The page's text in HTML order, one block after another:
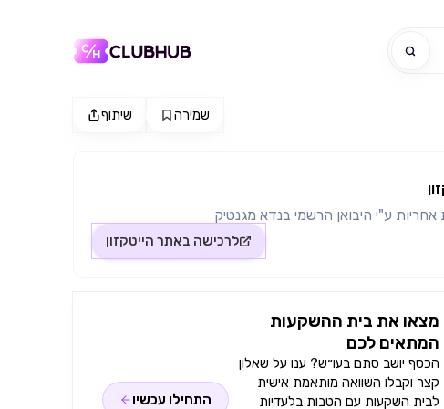
שיתוף שמירה
אחריות ע"י היבואן הרשמי בנדא מגנטיק
לרכישה באתר הייטקזון
מצאו את בית ההשקעות
המתאים לכם
הכסף יושב סתם בעו״ש? ענו על שאלון
קצר וקבלו השוואה מותאמת אישית
לבית השקעות עם הטבות בלעדיות
התחילו עכשיו